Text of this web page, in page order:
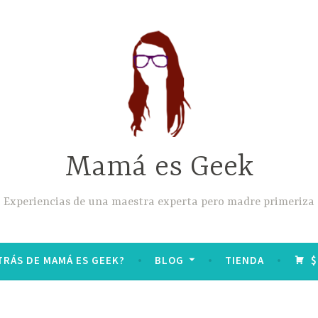
Mamá es Geek
Experiencias de una maestra experta pero madre primeriza
DE MAMÁ ES GEEK? BLOG TIENDA